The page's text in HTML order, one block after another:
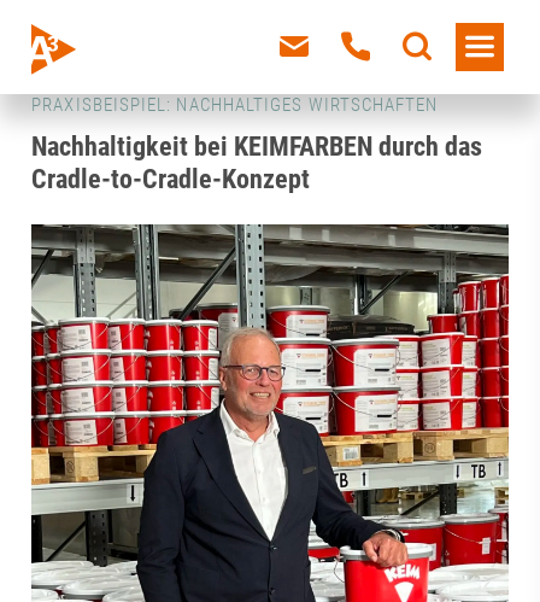
PRAXISBEISPIEL: NACHHALTIGES WIRTSCHAFTEN
Nachhaltigkeit bei KEIMFARBEN durch das
Cradle-to-Cradle-Konzept